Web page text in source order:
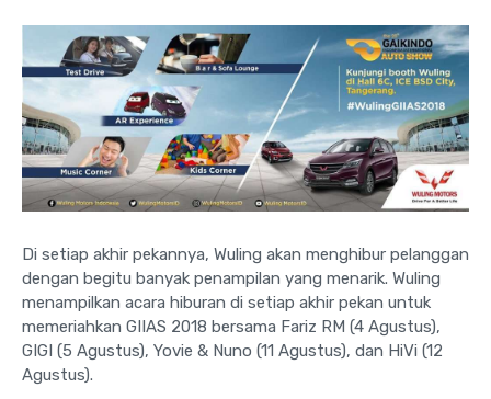
Di setiap akhir pekannya, Wuling akan menghibur pelanggan
dengan begitu banyak penampilan yang menarik. Wuling
menampilkan acara hiburan di setiap akhir pekan untuk
memeriahkan GIIAS 2018 bersama Fariz RM (4 Agustus),
GIGI (5 Agustus), Yovie & Nuno (11 Agustus), dan HiVi (12
Agustus).